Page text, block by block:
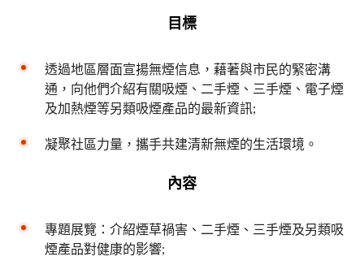
目標
透過地區層面宣揚無煙信息，藉著與市民的緊密溝
通，向他們介紹有關吸煙、二手煙、三手煙、電子煙
及加熱煙等另類吸煙產品的最新資訊;
凝聚社區力量，攜手共建清新無煙的生活環境。
內容
專題展覽：介紹煙草禍害、二手煙、三手煙及另類吸
煙產品對健康的影響;